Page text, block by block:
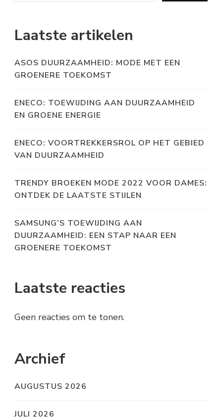
Laatste artikelen
ASOS DUURZAAMHEID: MODE MET EEN
GROENERE TOEKOMST
ENECO: TOEWIJDING AAN DUURZAAMHEID
EN GROENE ENERGIE
ENECO: VOORTREKKERSROL OP HET GEBIED
VAN DUURZAAMHEID
TRENDY BROEKEN MODE 2022 VOOR DAMES:
ONTDEK DE LAATSTE STIJLEN
SAMSUNG’S TOEWIJDING AAN
DUURZAAMHEID: EEN STAP NAAR EEN
GROENERE TOEKOMST
Laatste reacties
Geen reacties om te tonen.
Archief
AUGUSTUS 2026
JULI 2026